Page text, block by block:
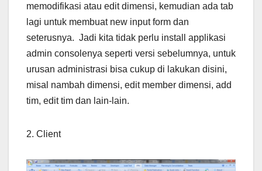
memodifikasi atau edit dimensi, kemudian ada tab
lagi untuk membuat new input form dan
seterusnya. Jadi kita tidak perlu install applikasi
admin consolenya seperti versi sebelumnya, untuk
urusan administrasi bisa cukup di lakukan disini,
misal nambah dimensi, edit member dimensi, add
tim, edit tim dan lain-lain.
2. Client